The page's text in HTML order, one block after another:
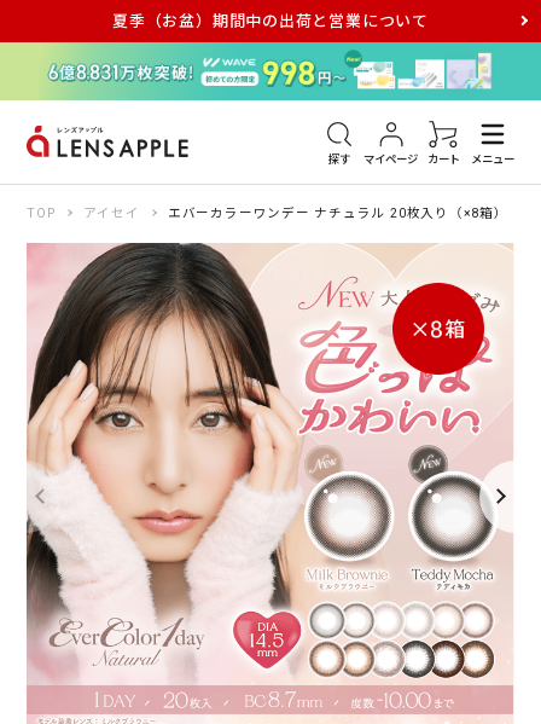
夏季（お盆）期間中の出荷と営業について
探す マイページ カート メニュー
アキュビュー メダリスト メガネ
TOP アイセイ エバーカラーワンデー ナチュラル 20枚入り（×8箱）